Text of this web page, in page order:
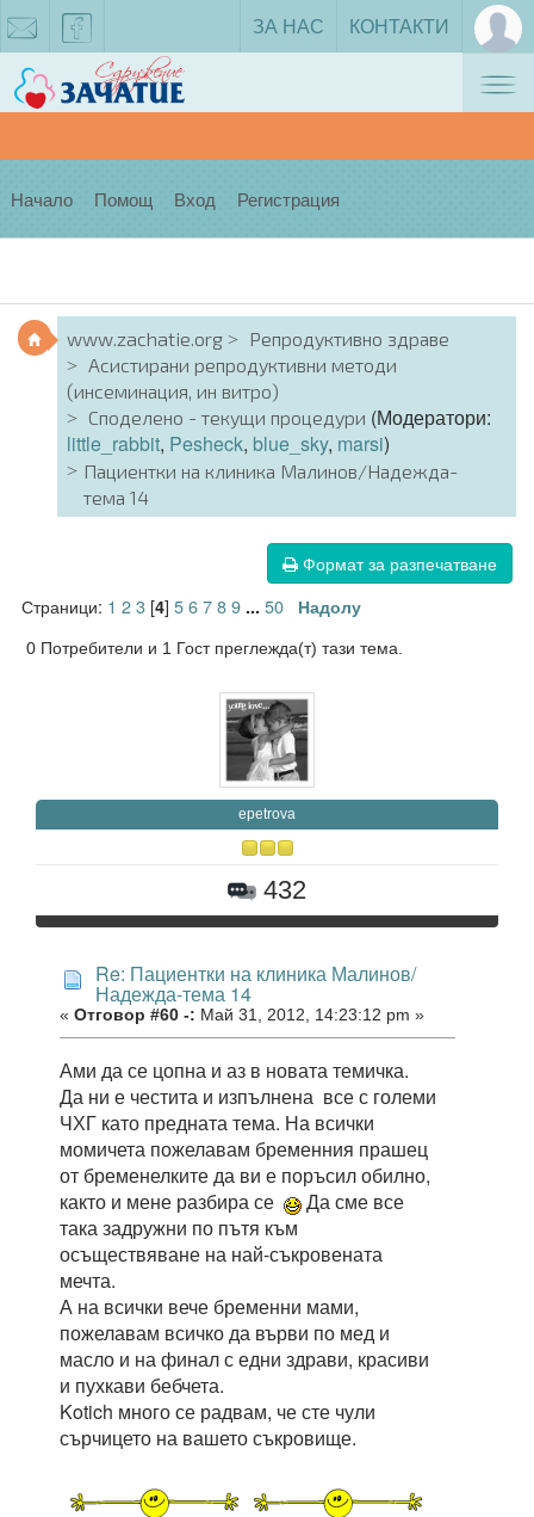
facebook
ЗА НАС КОНТАКТИ
Начало Помощ Вход Регистрация
www.zachatie.org
Репродуктивно здраве
Асистирани репродуктивни методи
(инсеминация, ин витро)
Споделено - текущи процедури (Модератори:
little_rabbit, Pesheck, blue_sky, marsi)
Пациентки на клиника Малинов/Надежда-
тема 14
Формат за разпечатване
Страници: 1 23[4] 56789 ... 50 Надолу
0 Потребители и 1 Гост преглежда(т) тази тема.
epetrova
432
Re: Пациентки на клиника Малинов/
Надежда-тема 14
« Отговор #60 -: Май 31, 2012, 14:23:12 pm »
Ами да се цопна и аз в новата темичка.
Да ни е честита и изпълнена все с големи
ЧХГ като предната тема. На всички
момичета пожелавам бременния прашец
от бременелките да ви е поръсил обилно,
както и мене разбира се
Да сме все
така задружни по пътя към
осъществяване на най-съкровената
мечта.
А на всички вече бременни мами,
пожелавам всичко да върви по мед и
масло и на финал с едни здрави, красиви
и пухкави бебчета.
Kotich много се радвам, че сте чули
сърчицето на вашето съкровище.